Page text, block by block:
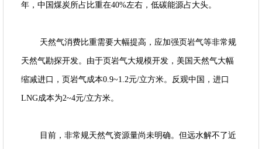
年，中国煤炭所占比重在40%左右，低碳能源占大头。
天然气消费比重需要大幅提高，应加强页岩气等非常规
天然气勘探开发。由于页岩气大规模开发，美国天然气大幅
缩减进口，页岩气成本0.9~1.2元/立方米。反观中国，进口
LNG成本为2~4元/立方米。
目前，非常规天然气资源量尚未明确。但远水解不了近